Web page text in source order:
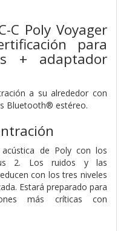
C Poly Voyager
para
+ adaptador
a su alrededor con
Bluetooth® estéreo.
acústica de Poly con los
2. Los ruidos y las
con los tres niveles
Estará preparado para
más críticas con